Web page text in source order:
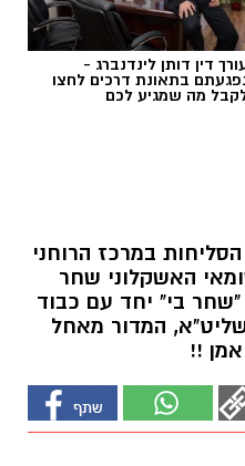
דין דותן לינדנברג -
בתאונת דרכים לחצו
מה שמגיע לכם
במרכז הרוחני
האשקלוני שחר
"שחר בי" יחד עם כבוד
המדור מאחל
!!